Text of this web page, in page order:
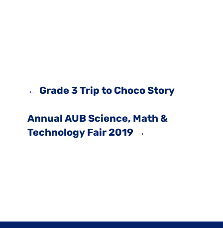
← Grade 3 Trip to Choco Story
Annual AUB Science, Math &
Technology Fair 2019→